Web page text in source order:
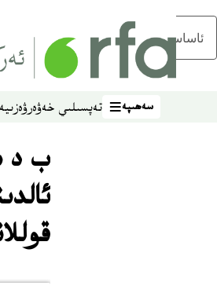
ئاساسلىق مەزمۇنغا ئاتلاڭ
سەھىپە
سەھىپە تەپسىلىي خەۋەر
ب د